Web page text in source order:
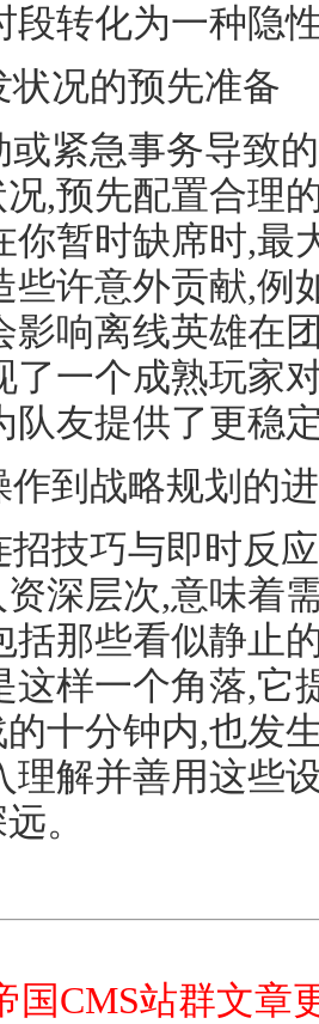
段转化为一种隐
状况的预先准备
或紧急事务导致
,预先配置合理
你暂时缺席时,最
些许意外贡献,例
影响离线英雄在
了一个成熟玩家
队友提供了更稳
作到战略规划的
招技巧与即时反
深层次,意味着
括那些看似静止
这样一个角落,它
十分钟内,也发
理解并善用这些
。
国CMS站群文章